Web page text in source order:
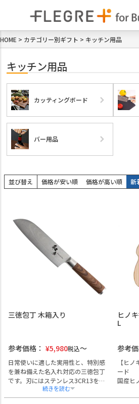
HOME カテゴリー別ギフト キッチン用品
キッチン用品
カッティングボード
バー用品
並び替え 価格が安い順 価格が高い順 新
三徳包丁 木箱入り
参考価格： ¥5,980税込
日常使いに適した実用性と、特別感
を兼ね備えた名入れ対応の三徳包丁
です。刃にはステンレス3CR13を使
用し、扱いやすさと耐久性を両立。
幅広い用途に対応できるため、家庭
ヒノ
L
参考価
【ヒ
ード
国産ヒ
まな板
デザイ